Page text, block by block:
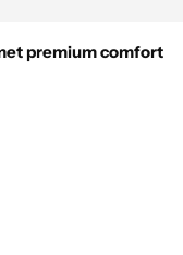
premium comfort